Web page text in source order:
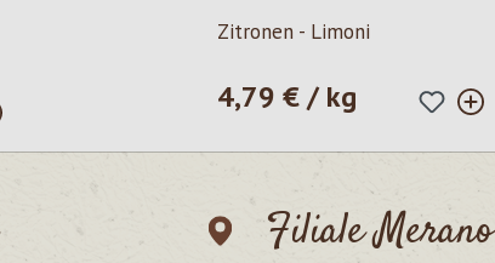
Zitronen - Limoni
Prezzo normale:
4,79 € / kg
Filiale Merano